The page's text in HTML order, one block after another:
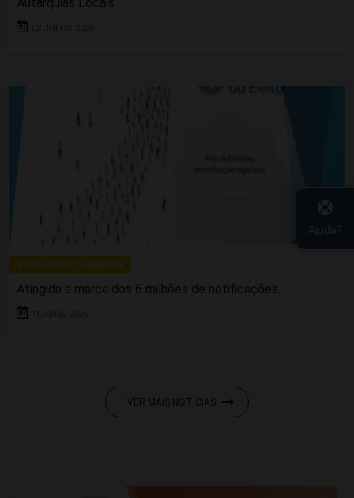
Ajuda?
recenseamento eleitoral
Atingida a marca dos 6 milhões de notificações.
VER MAIS NOTÍCIAS